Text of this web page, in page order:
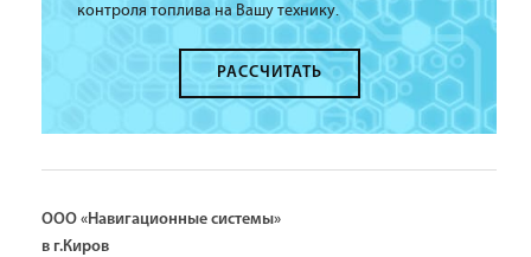
контроля топлива на Вашу технику.
РАССЧИТАТЬ
ООО «Навигационные системы»
в г.Киров